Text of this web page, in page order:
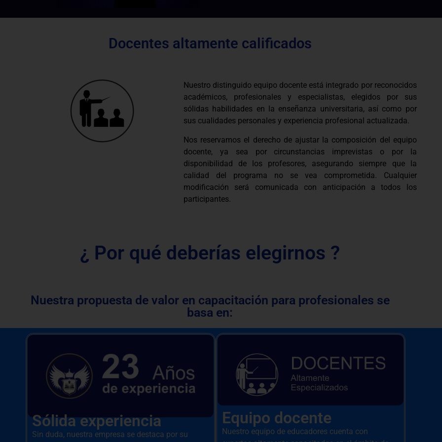
Docentes altamente calificados
Nuestro distinguido equipo docente está integrado por reconocidos
académicos, profesionales y especialistas, elegidos por sus
sólidas habilidades en la enseñanza universitaria, así como por
sus cualidades personales y experiencia profesional actualizada.
Nos reservamos el derecho de ajustar la composición del equipo
docente, ya sea por circunstancias imprevistas o por la
disponibilidad de los profesores, asegurando siempre que la
calidad del programa no se vea comprometida. Cualquier
modificación será comunicada con anticipación a todos los
participantes.
¿ Por qué deberías elegirnos ?
Nuestra propuesta de valor en capacitación para profesionales se
basa en:
Sólida experiencia
Sin duda, nuestra empresa se destaca por su
Equipo docente
Nuestro equipo de educadores cuenta con